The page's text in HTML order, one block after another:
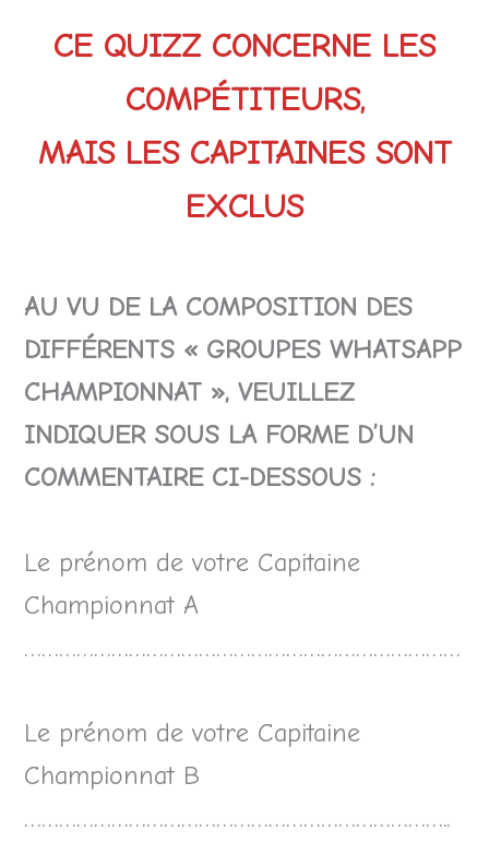
CE QUIZZ CONCERNE LES
COMPÉTITEURS,
MAIS LES CAPITAINES SONT
EXCLUS
AU VU DE LA COMPOSITION DES
DIFFÉRENTS « GROUPES WHATSAPP
CHAMPIONNAT », VEUILLEZ
INDIQUER SOUS LA FORME D’UN
COMMENTAIRE CI-DESSOUS :
Le prénom de votre Capitaine
Championnat A
…………………………………………………………………
Le prénom de votre Capitaine
Championnat B
………………………………………………………………..